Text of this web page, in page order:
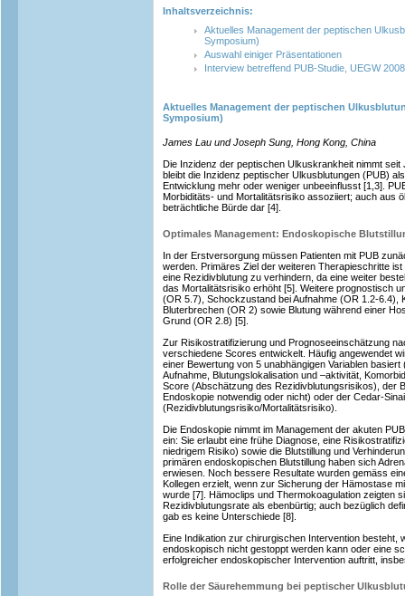
Inhaltsverzeichnis:
Aktuelles Management der peptischen
Symposium)
Auswahl einiger Präsentationen
Interview betreffend PUB-Studie, UEGW 2008
Aktuelles Management der peptischen
Symposium)
James Lau und Joseph Sung, Hong Kong, China
Die Inzidenz der peptischen Ulkuskrankheit nimmt
bleibt die Inzidenz peptischer Ulkusblutungen (PUB)
Entwicklung mehr oder weniger unbeeinflusst [1,3].
Morbiditäts- und Mortalitätsrisiko assoziiert; auch aus
beträchtliche Bürde dar [4].
Optimales Management: Endoskopische
In der Erstversorgung müssen Patienten mit PUB
werden. Primäres Ziel der weiteren Therapieschritte
eine Rezidivblutung zu verhindern, da eine weiter
das Mortalitätsrisiko erhöht [5]. Weitere prognostisch
(OR 5.7), Schockzustand bei Aufnahme (OR 1.2-6.4),
Bluterbrechen (OR 2) sowie Blutung während einer
Grund (OR 2.8) [5].
Zur Risikostratifizierung und Prognoseeinschätzung
verschiedene Scores entwickelt. Häufig angewendet
einer Bewertung von 5 unabhängigen Variablen
Aufnahme, Blutungslokalisation und –aktivität,
Score (Abschätzung des Rezidivblutungsrisikos), der
Endoskopie notwendig oder nicht) oder der Cedar-
(Rezidivblutungsrisiko/Mortalitätsrisiko).
Die Endoskopie nimmt im Management der akuten
ein: Sie erlaubt eine frühe Diagnose, eine
niedrigem Risiko) sowie die Blutstillung und
primären endoskopischen Blutstillung haben sich
erwiesen. Noch bessere Resultate wurden gemäss
Kollegen erzielt, wenn zur Sicherung der Hämostase
wurde [7]. Hämoclips und Thermokoagulation zeigten
Rezidivblutungsrate als ebenbürtig; auch bezüglich
gab es keine Unterschiede [8].
Eine Indikation zur chirurgischen Intervention besteht,
endoskopisch nicht gestoppt werden kann oder eine
erfolgreicher endoskopischer Intervention auftritt,
Rolle der Säurehemmung bei peptischer